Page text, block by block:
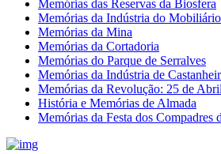
Memórias das Reservas da Biosfera
Memórias da Indústria do Mobiliário
Memórias da Mina
Memórias da Cortadoria
Memórias do Parque de Serralves
Memórias da Indústria de
Memórias da Revolução: 25 de
História e Memórias de Almada
Memórias da Festa dos Compadres